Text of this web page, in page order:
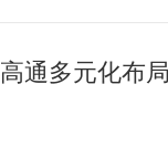
通多元化布